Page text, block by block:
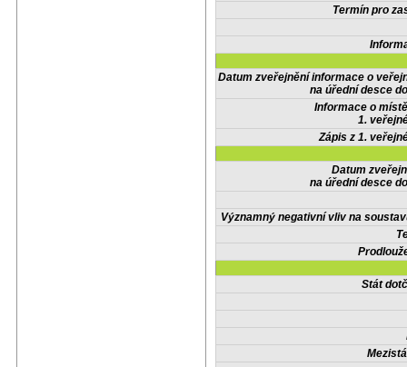
Termín pro
Datum zveřejnění informace o
na úřední desce
Informace o
1.
Zápis z 1.
Datum
na úřední desce
Významný negativní vliv na
Stát